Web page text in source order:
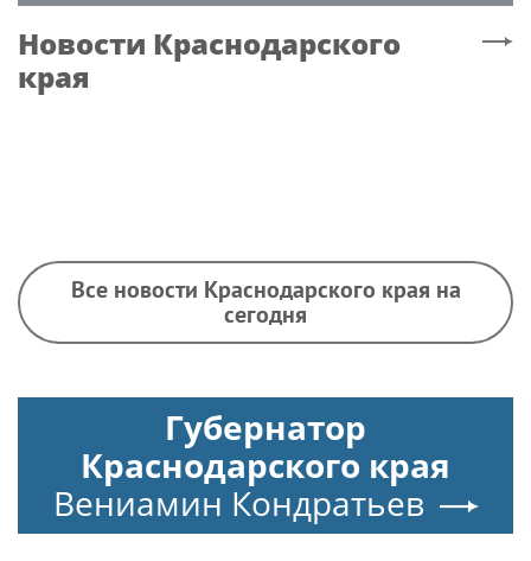
Новости Краснодарского
края
Все новости Краснодарского края на
сегодня
Губернатор
Краснодарского края
Вениамин Кондратьев